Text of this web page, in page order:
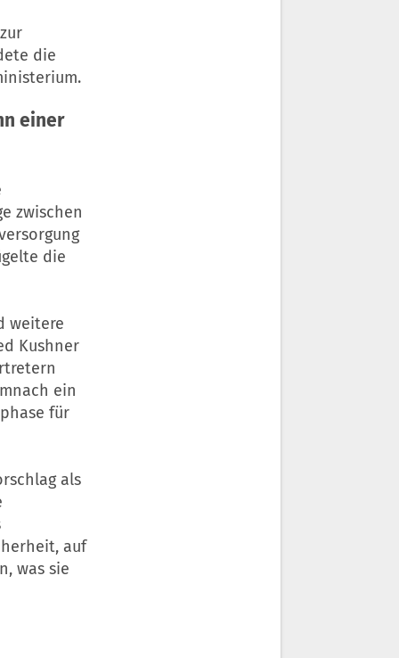
die
einer
zwischen
die
weitere
Kushner
ein
für
als
auf
was sie